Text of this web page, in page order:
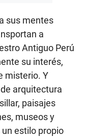
sus mentes
a
Antiguo Perú
su interés,
misterio. Y
arquitectura
paisajes
museos y
estilo propio